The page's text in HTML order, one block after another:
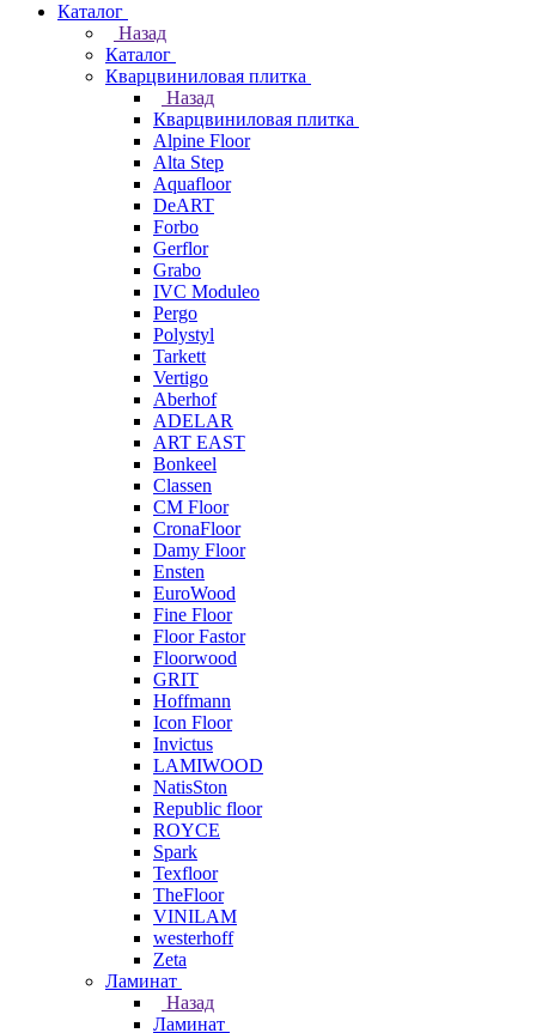
Каталог
Назад
Каталог
Кварцвиниловая плитка
Назад
Кварцвиниловая плитка
Alpine Floor
Alta Step
Aquafloor
DeART
Forbo
Gerflor
Grabo
IVC Moduleo
Pergo
Polystyl
Tarkett
Vertigo
Aberhof
ADELAR
ART EAST
Bonkeel
Classen
CM Floor
CronaFloor
Damy Floor
Ensten
EuroWood
Fine Floor
Floor Fastor
Floorwood
GRIT
Hoffmann
Icon Floor
Invictus
LAMIWOOD
NatisSton
Republic floor
ROYCE
Spark
Texfloor
TheFloor
VINILAM
westerhoff
Zeta
Ламинат
Назад
Ламинат